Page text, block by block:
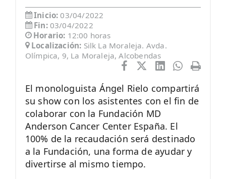
Inicio:03/04/2022
Fin: 03/04/2022
Horario: 12:00 horas
Localización: Silk La Moraleja. Avda.
Olímpica, 9, La Moraleja, Alcobendas
El monologuista Ángel Rielo compartirá
su show con los asistentes con el fin de
colaborar con la Fundación MD
Anderson Cancer Center España. El
100% de la recaudación será destinado
a la Fundación, una forma de ayudar y
divertirse al mismo tiempo.